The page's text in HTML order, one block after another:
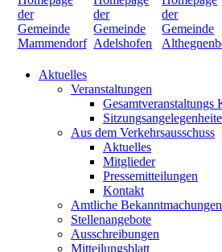
Aktuelles
Veranstaltungen
Gesamtveranstaltungs
Aus dem Verkehrsausschuss
Aktuelles
Mitglieder
Pressemitteilungen
Kontakt
Amtliche Bekanntmachungen
Stellenangebote
Ausschreibungen
Mitteilungsblatt